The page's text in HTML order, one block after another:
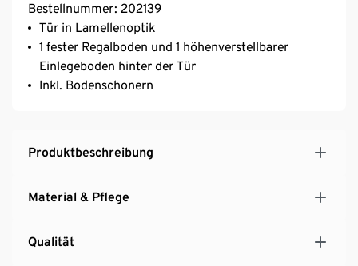
Bestellnummer: 202139
Tür in Lamellenoptik
1 fester Regalboden und 1 höhenverstellbarer
Einlegeboden hinter der Tür
Inkl. Bodenschonern
Produktbeschreibung
Material & Pflege
Qualität